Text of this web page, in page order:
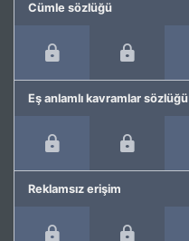
Cümle sözlüğü
Eş anlamlı kavramlar sözlüğü
Reklamsız erişim